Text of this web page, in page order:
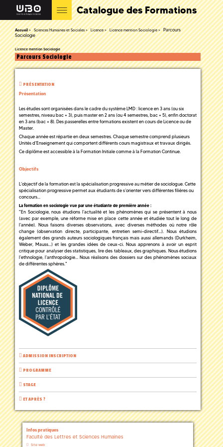
Catalogue des Formations
Accueil Sciences Humaines et Sociales Licence Licence mention Sociologie
Parcours
Sociologie
Licence mention Sociologie
Parcours Sociologie
PRÉSENTATION
Présentation
Les études sont organisées dans le cadre du système LMD : licence en 3 ans (ou six
semestres, niveau bac + 3), puis master en 2 ans (ou 4 semestres, bac + 5), enfin doctorat
en 3 ans (bac + 8). Des passerelles entre formations existent en cours de Licence ou de
Master.
Chaque année est répartie en deux semestres. Chaque semestre comprend plusieurs
Unités d'Enseignement qui comportent différents cours magistraux et travaux dirigés.
Ce diplôme est accessible à la Formation Initiale comme à la Formation Continue.
Objectifs
L’objectif de la formation est la spécialisation progressive au métier de sociologue. Cette
spécialisation progressive permet aux étudiants de s’orienter vers différentes filières ou
concours...
La formation en sociologie vue par une étudiante de première année :
"En Sociologie, nous étudions l’actualité et les phénomènes qui se présentent à nous
(avec par exemple, une réforme mise en place cette année et étudiée tout le long de
l’année). Nous faisons diverses observations, avec diverses méthodes où notre rôle
change (observation directe, participante, entretien semi-directif…). Nous étudions
également des grands auteurs sociologiques français mais aussi allemands (Durkheim,
Weber, Mauss...) et les grandes idées de ceux-ci. Nous apprenons à avoir un esprit
critique pour analyser des statistiques, lire des tableaux, des graphiques. Nous étudions
l’ethnologie, l’anthropologie… Nous réalisons des dossiers sur des phénomènes sociaux
de différentes sphères."
ADMISSION INSCRIPTION
PROGRAMME
STAGE
ET APRÈS ?
Infos pratiques
Faculté des Lettres et Sciences Humaines
Site web